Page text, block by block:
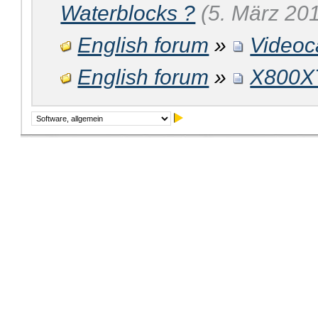
Waterblocks ? (5. März
English forum »
English forum »